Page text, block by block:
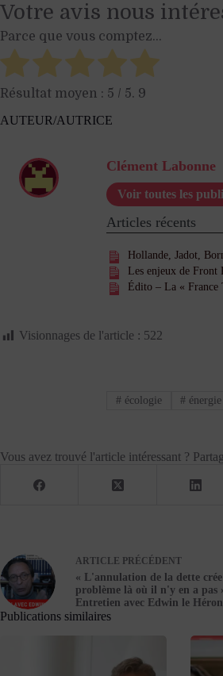
Votre avis nous
Parce que vous comptez...
Résultat moyen : 5 / 5. 9
AUTEUR/AUTRICE
Clément Labonne
Voir toutes les
Articles récents
Hollande, Jadot,
Les enjeux de Front
Édito – La « France
Visionnages de l'article : 522
# écologie # énergie
Vous avez trouvé l'article intéressant ?
ARTICLE PRÉCÉDENT
« L'annulation de la dette
problème là où il n'y en a pas
Entretien avec Edwin le Héron
Publications similaires